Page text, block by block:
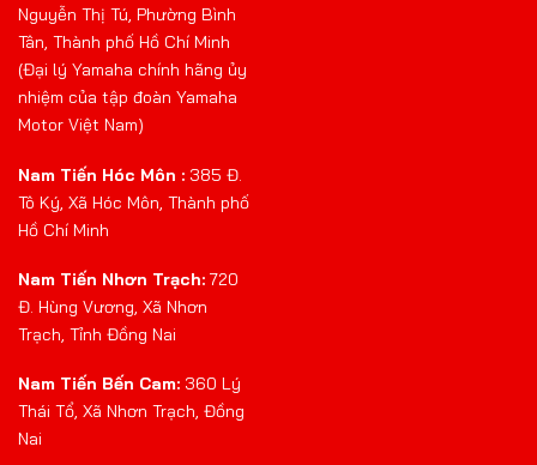
Nguyễn Thị Tú, Phường Bình
Tân, Thành phố Hồ Chí Minh
(Đại lý Yamaha chính hãng ủy
nhiệm của tập đoàn Yamaha
Motor Việt Nam)
Nam Tiến Hóc Môn : 385 Đ.
Tô Ký, Xã Hóc Môn, Thành phố
Hồ Chí Minh
Nam Tiến Nhơn Trạch: 720
Đ. Hùng Vương, Xã Nhơn
Trạch, Tỉnh Đồng Nai
Nam Tiến Bến Cam: 360 Lý
Thái Tổ, Xã Nhơn Trạch, Đồng
Nai